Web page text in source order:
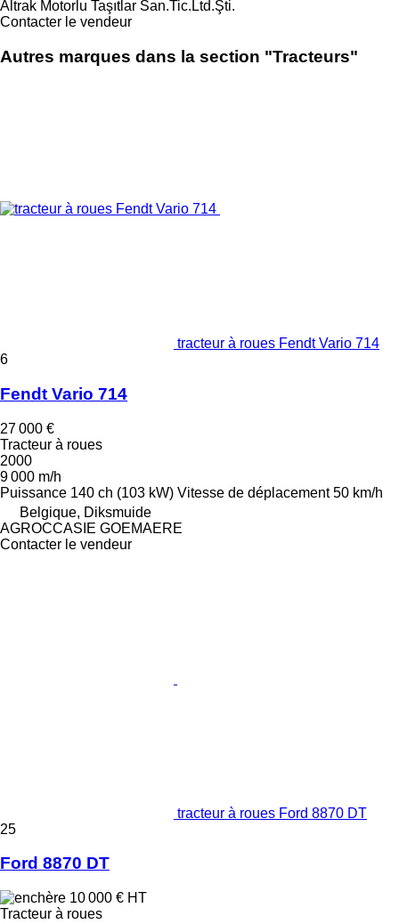
Altrak Motorlu Taşıtlar San.Tic.Ltd.Şti.
Contacter le vendeur
Autres marques dans la section "Tracteurs"
tracteur à roues Fendt Vario 714
6
Fendt Vario 714
27 000 €
Tracteur à roues
2000
9 000 m/h
Puissance 140 ch (103 kW) Vitesse de déplacement 50 km/h
Belgique, Diksmuide
AGROCCASIE GOEMAERE
Contacter le vendeur
tracteur à roues Ford 8870 DT
25
Ford 8870 DT
10 000 € HT
Tracteur à roues